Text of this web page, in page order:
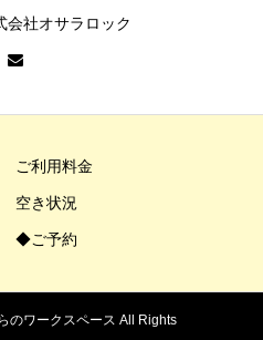
会社オサラロック
ご利用料金
空き状況
◆ご予約
のワークスペース All Rights